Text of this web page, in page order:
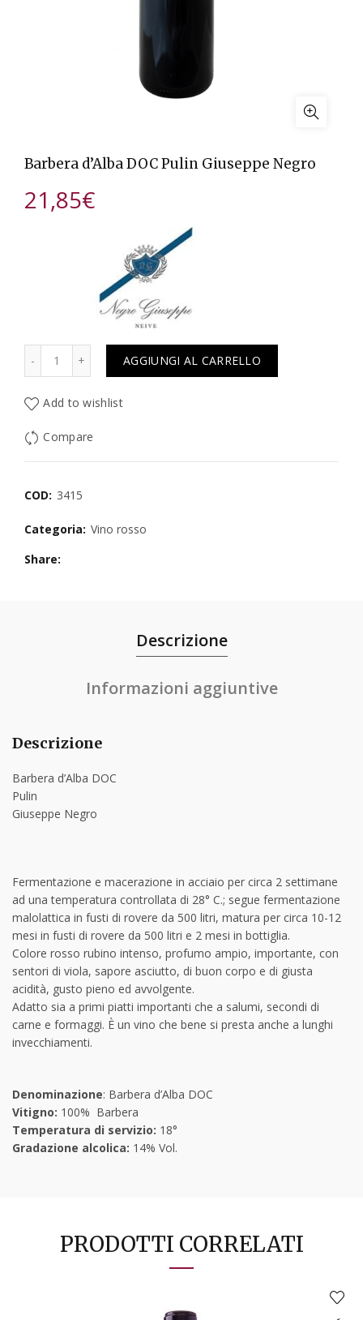
Barbera d’Alba DOC Pulin Giuseppe Negro
21,85€
AGGIUNGI AL CARRELLO
Add to wishlist
Compare
COD: 3415
Categoria: Vino rosso
Share
Descrizione
Informazioni aggiuntive
Descrizione
Barbera d’Alba DOC
Pulin
Giuseppe Negro
Fermentazione e macerazione in acciaio per circa 2 settimane
ad una temperatura controllata di 28° C.; segue fermentazione
malolattica in fusti di rovere da 500 litri, matura per circa 10-12
mesi in fusti di rovere da 500 litri e 2 mesi in bottiglia.
Colore rosso rubino intenso, profumo ampio, importante, con
sentori di viola, sapore asciutto, di buon corpo e di giusta
acidità, gusto pieno ed avvolgente.
Adatto sia a primi piatti importanti che a salumi, secondi di
carne e formaggi. È un vino che bene si presta anche a lunghi
invecchiamenti.
Denominazione: Barbera d’Alba DOC
Vitigno: 100% Barbera
Temperatura di servizio: 18°
Gradazione alcolica: 14% Vol.
PRODOTTI CORRELATI